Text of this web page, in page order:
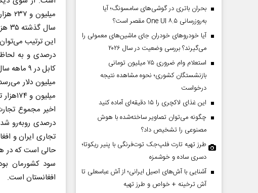
میلیون دلار
افغانستان است.
بحران باتری در گوشی‌های سامسونگ؛ آیا
به‌روزرسانی One UI ۸.۵ مقصر است؟
آیا خودروهای خودران جای ماشین‌های معمولی را
می‌گیرند؟ بررسی وضعیت در سال ۲۰۲۶
استعلام وام ضروری ۷۵ میلیون تومانی
بازنشستگان کشوری؛ نحوه مشاهده نتیجه
درخواست
این غذای لاکچری را ۱۵ دقیقه‌ای آماده کنید
چگونه می‌توان تصاویر ساخته‌شده با هوش
مصنوعی را تشخیص داد؟
طرز تهیه تارت فلپ‌جک توت‌فرنگی با پنیر ریکوتا؛
دسری ساده و خوشمزه
آشنایی با آش‌های اصیل ایرانی؛ از آش عباسعلی تا
آش ترخینه + خواص و طرز تهیه